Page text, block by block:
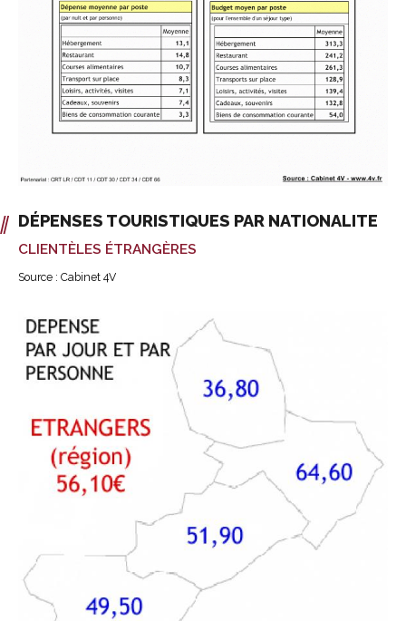
DÉPENSES TOURISTIQUES PAR NATIONALITE
CLIENTÈLES ÉTRANGÈRES
Source : Cabinet 4V